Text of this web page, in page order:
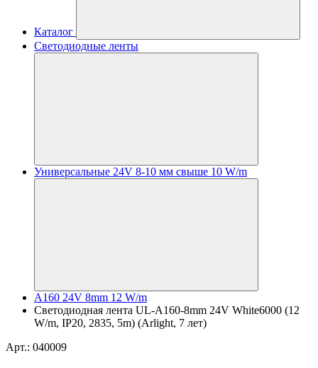
Каталог
Светодиодные ленты
Универсальные 24V 8-10 мм свыше 10 W/m
A160 24V 8mm 12 W/m
Светодиодная лента UL-A160-8mm 24V White6000 (12
W/m, IP20, 2835, 5m) (Arlight, 7 лет)
Арт.: 040009